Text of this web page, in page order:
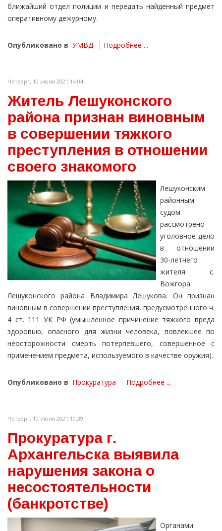
ближайший отдел полиции и передать найденный предмет
оперативному дежурному.
Опубликовано в УМВД Подробнее ...
Четверг, 10 июня 2021 14:04
Житель Лешуконского
района признан виновным
в совершении тяжкого
преступления в отношении
своего знакомого
Лешуконским
районным
судом
рассмотрено
уголовное дело
в отношении
30-летнего
жителя с.
Вожгора
Лешуконского района Владимира Лешукова. Он признан
виновным в совершении преступления, предусмотренного ч.
4 ст. 111 УК РФ (умышленное причинение тяжкого вреда
здоровью, опасного для жизни человека, повлекшее по
неосторожности смерть потерпевшего, совершенное с
применением предмета, используемого в качестве оружия).
Опубликовано в Прокуратура Подробнее ...
Четверг, 10 июня 2021 10:39
Прокуратура г.
Архангельска выявила
нарушения закона о
несостоятельности
(банкротстве)
Органами